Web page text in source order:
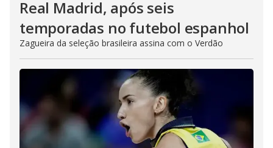
Real Madrid, após seis
temporadas no futebol espanhol
Zagueira da seleção brasileira assina com o Verdão